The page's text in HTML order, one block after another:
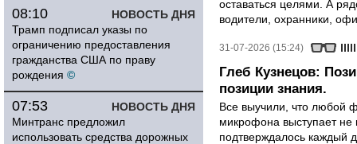
НОВОСТЬ ДНЯ
08:10
Трамп подписал указы по
ограничению предоставления
гражданства США по праву
рождения ©
НОВОСТЬ ДНЯ
07:53
Минтранс предложил
использовать средства дорожных
оставаться целями. А
водители, охранники,
31-07-2026 (15:24)
Глеб Кузнецов:
позиции знания.
Все выучили, что любой
микрофона выступает не
подтверждалось каждый